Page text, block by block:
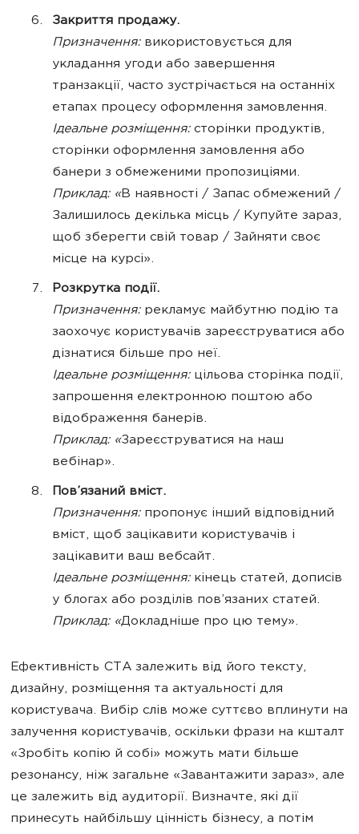
Закриття продажу.
Призначення:використовується для
укладання угоди або завершення
транзакції, часто зустрічається на останніх
етапах процесу оформлення замовлення.
Ідеальне розміщення: сторінки продуктів,
сторінки оформлення замовлення або
банери з обмеженими пропозиціями.
Приклад: «В наявності / Запас обмежений /
Залишилось декілька місць / Купуйте зараз,
щоб зберегти свій товар / Зайняти своє
місце на курсі».
Розкрутка події.
Призначення:рекламує майбутню подію та
заохочує користувачів зареєструватися або
дізнатися більше про неї.
Ідеальне розміщення: цільова сторінка події,
запрошення електронною поштою або
відображення банерів.
Приклад: «Зареєструватися на наш
вебінар».
Пов’язаний вміст.
Призначення:пропонує інший відповідний
вміст, щоб зацікавити користувачів і
зацікавити ваш вебсайт.
Ідеальне розміщення: кінець статей, дописів
у блогах або розділів пов’язаних статей.
Приклад: «Докладніше про цю тему».
Ефективність CTA залежить від його тексту,
дизайну, розміщення та актуальності для
користувача. Вибір слів може суттєво вплинути на
залучення користувачів, оскільки фрази на кшталт
«Зробіть копію й собі» можуть мати більше
резонансу, ніж загальне «Завантажити зараз», але
це залежить від аудиторії. Визначте, які дії
принесуть найбільшу цінність бізнесу, а потім